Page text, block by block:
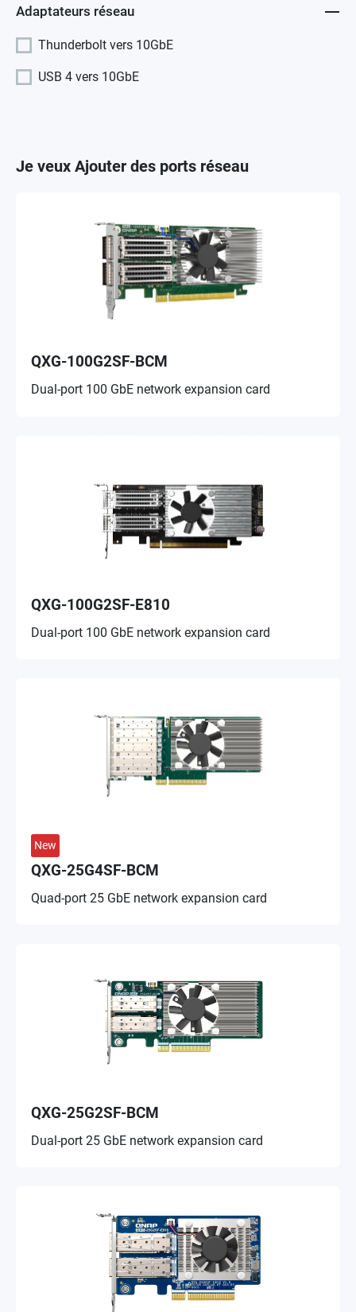
Adaptateurs réseau
Thunderbolt vers 10GbE
USB 4 vers 10GbE
Je veux Ajouter des ports réseau
QXG-100G2SF-BCM
Dual-port 100 GbE network expansion card
QXG-100G2SF-E810
Dual-port 100 GbE network expansion card
New
QXG-25G4SF-BCM
Quad-port 25 GbE network expansion card
QXG-25G2SF-BCM
Dual-port 25 GbE network expansion card